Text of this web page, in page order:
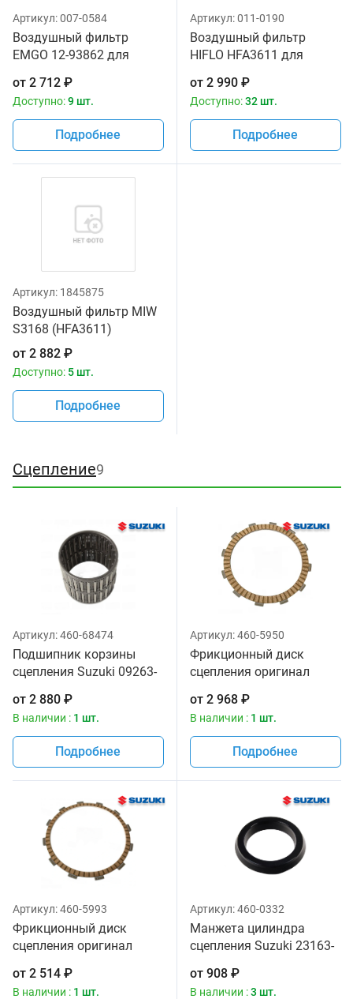
Артикул:007-0584
Воздушный фильтр
EMGO 12-93862 для
V-Strom '07-18
от 2 712 ₽
Доступно:9 шт.
Подробнее
Артикул:011-0190
Воздушный фильтр
HIFLO HFA3611 для
650 V-Strom '04-06, DL
1000 V-Strom '02-10
от 2 990₽
Доступно:32 шт.
Подробнее
Артикул: 1845875
Воздушный фильтр MIW
S3168 (HFA3611)
от 2 882 ₽
Доступно: 5 шт.
Подробнее
Сцепление9
Артикул:460-68474
Подшипник корзины
сцепления Suzuki 09263-
от 2 880 ₽
В наличии : 1 шт.
Подробнее
Артикул:460-5950
Фрикционный диск
сцепления оригинал
от 2 968₽
В наличии : 1 шт.
Подробнее
Артикул:460-5993
Фрикционный диск
сцепления оригинал
от 2 514 ₽
В наличии : 1 шт.
Артикул:460-0332
Манжета цилиндра
сцепления Suzuki 23163-
от 908₽
В наличии :3 шт.